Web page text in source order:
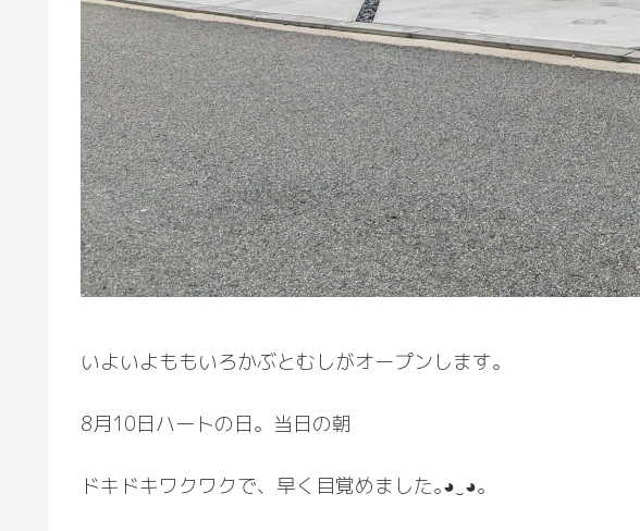
いよいよももいろかぶとむしがオープンします。
8月10日ハートの日。当日の朝
ドキドキワクワクで、早く目覚めました｡⁠◕⁠‿⁠◕⁠｡